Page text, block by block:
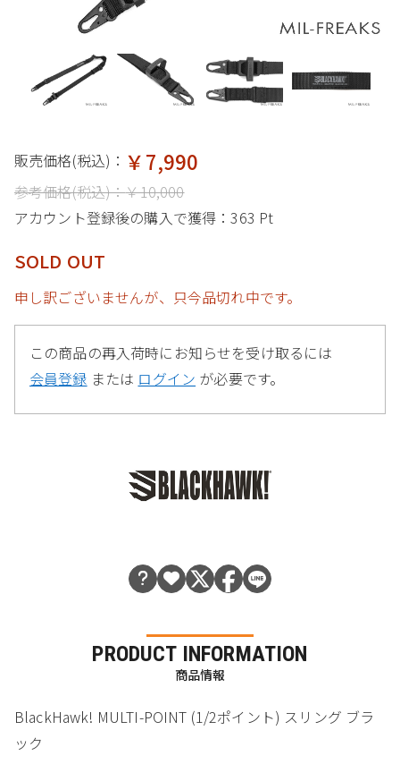
販売価格(税込)： ￥7,990
参考価格(税込)：￥10,000
アカウント登録後の購入で獲得：363 Pt
SOLD OUT
申し訳ございませんが、只今品切れ中です。
この商品の再入荷時にお知らせを受け取るには
会員登録 または ログイン が必要です。
PRODUCT INFORMATION
商品情報
BlackHawk! MULTI-POINT (1/2ポイント) スリング ブラ
ック